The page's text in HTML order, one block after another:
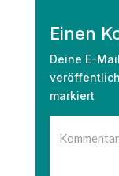
Einen
Deine E-
markiert